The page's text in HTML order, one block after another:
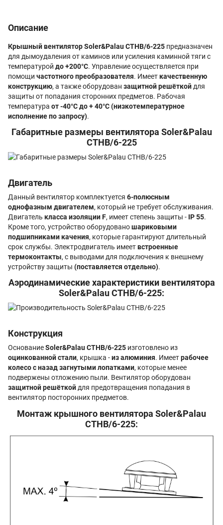
Описание
Крышный вентилятор Soler&Palau CTHB/6-225 предназначен
для дымоудаления от каминов или усиления каминной тяги с
температурой до +200°С. Управление осуществляется при
помощи частотного преобразователя. Имееткачественную
конструкцию, а также оборудован защитной решёткой для
защиты от попадания сторонних предметов. Рабочая
температура от -40°С до + 40°С (низкотемпературное
исполнение по запросу).
Габаритные размеры вентилятора Soler&Palau
CTHB/6-225
Двигатель
Данный вентилятор комплектуется 6-полюсным
однофазным двигателем, который не требует обслуживания.
Двигатель класса изоляции F, имеет степень защиты - IP 55.
Кроме того, устройство оборудованошариковыми
подшипниками качения, которые гарантируют длительный
срок службы. Электродвигатель имеетвстроенные
термоконтакты, с выводами для подключения к внешнему
устройству защиты (поставляется отдельно).
Аэродинамические характеристики вентилятора
Soler&Palau CTHB/6-225:
Конструкция
ОснованиеSoler&Palau CTHB/6-225 изготовлено из
оцинкованной стали, крышка -из алюминия. Имеетрабочее
колесо с назад загнутыми лопатками, которые менее
подвержены отложению пыли. Вентилятор оборудован
защитной решёткойдля предотвращения попадания в
вентилятор посторонних предметов.
Монтаж крышного вентилятора Soler&Palau
CTHB/6-225: